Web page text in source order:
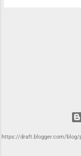
知道自己的时候，
11–12 人生并不按
（Word Study） 1️⃣ לֵךְ —— “去吧” 👉 命令 📌 主动 2️⃣
https://draft.blogger.com/blog/